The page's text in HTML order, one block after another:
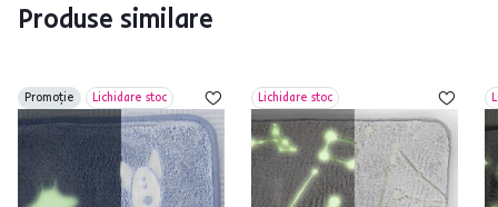
Produse similare
Promoție Lichidare stoc Lichidare stoc